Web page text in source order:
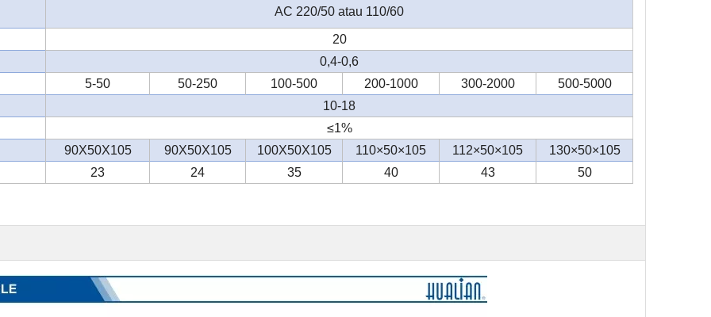
AC 220/50 atau 110/60
20
0,4-0,6
5-50 50-250 100-500 200-1000 300-2000
500-5000
10-18
≤1%
90X50X105 90X50X105 100X50X105 110×50×105 112×50×105
130×50×105
23 24 35 40 43 50